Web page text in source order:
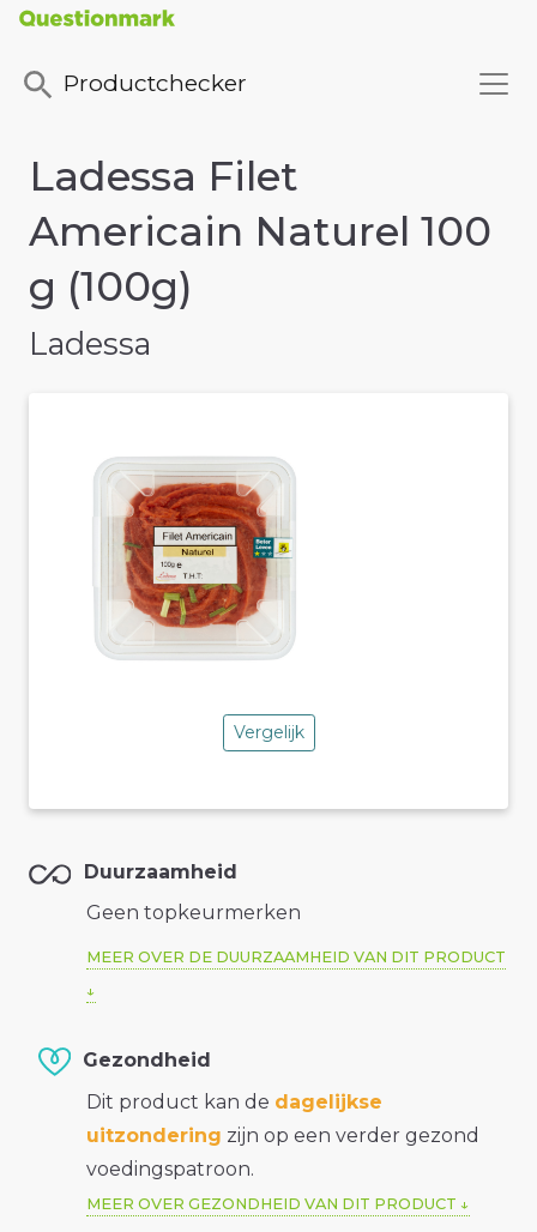
Productchecker
Ladessa Filet
Americain Naturel 100
g (100g)
Ladessa
Vergelijk
Duurzaamheid
Geen topkeurmerken
MEER OVER DE DUURZAAMHEID VAN DIT PRODUCT
Gezondheid
Dit product kan de dagelijkse
uitzondering zijn op een verder gezond
voedingspatroon.
MEER OVER GEZONDHEID VAN DIT PRODUCT